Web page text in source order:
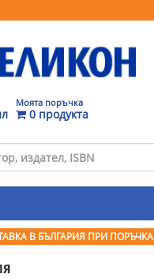
Моята поръчка
0 продукта
В БЪЛГАРИЯ ПРИ ПОРЪЧКА